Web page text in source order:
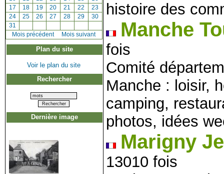
[17 [18] [19] [20 [21 [22 [23
[24] [25] [26 [27 [28 [29 [30
[31
[Mois précédent] Mois suivant
Plan du site
Voir le plan du site
Rechercher
Dernière image
histoire des
Manche
fois
Comité
Manche : loisir,
camping,
photos, idées
Marigny
13010 fois